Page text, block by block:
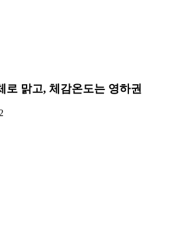
로 맑고, 체감온도는 영하권